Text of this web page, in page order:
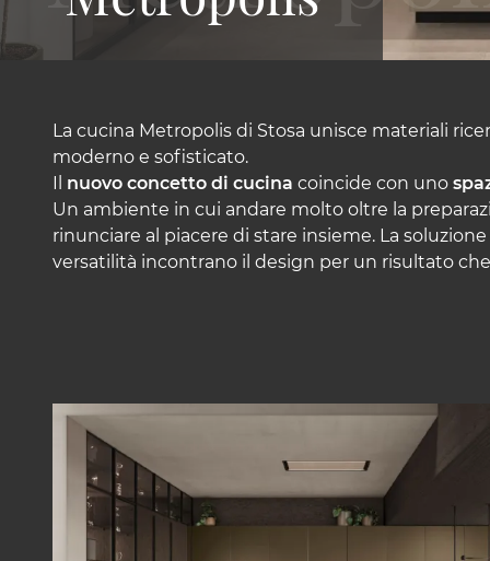
La cucina Metropolis di Stosa unisce materiali
moderno e sofisticato.
Il nuovo concetto di cucina coincide con uno
Un ambiente in cui andare molto oltre la
rinunciare al piacere di stare insieme. La
versatilità incontrano il design per un risultato